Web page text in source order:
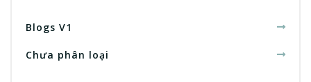
Blogs V1
Chưa phân loại